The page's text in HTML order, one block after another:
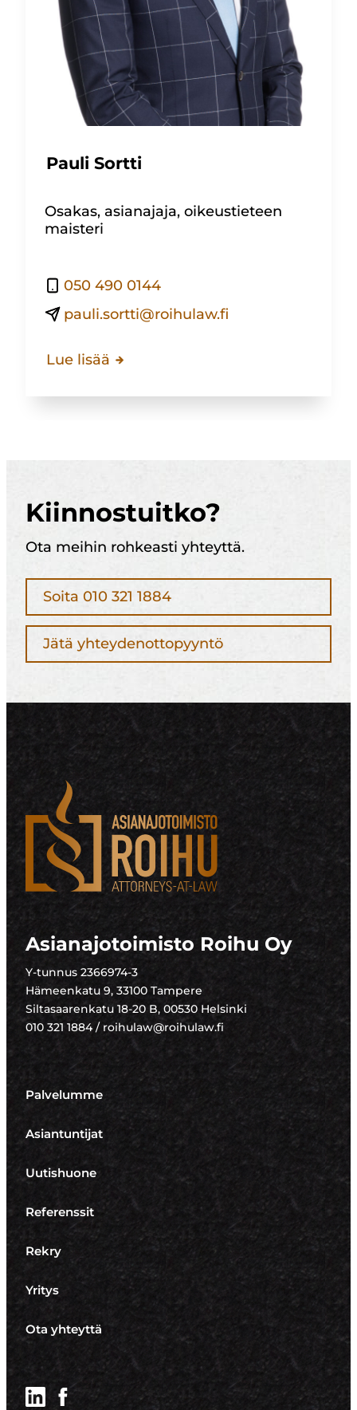
Pauli Sortti
Osakas, asianajaja, oikeustieteen
maisteri
050 490 0144
pauli.sortti@roihulaw.fi
Lue lisää
Kiinnostuitko?
Ota meihin rohkeasti yhteyttä.
Soita 010 321 1884
Jätä yhteydenottopyyntö
Asianajotoimisto Roihu Oy
Y-tunnus 2366974-3
Hämeenkatu 9, 33100 Tampere
Siltasaarenkatu 18-20 B, 00530 Helsinki
010 321 1884 / roihulaw@roihulaw.fi
Palvelumme
Asiantuntijat
Uutishuone
Referenssit
Rekry
Yritys
Ota yhteyttä
LinkedInFacebook